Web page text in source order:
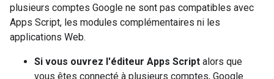
plusieurs comptes Google ne sont pas compatibles avec
Apps Script, les modules complémentaires ni les
applications Web.
Si vous ouvrez l'éditeur Apps Script alors que
vous êtes connecté à plusieurs comptes, Google